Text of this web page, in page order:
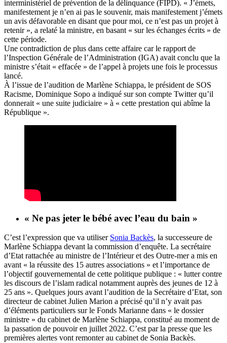
interministériel de prévention de la délinquance (FIPD). « J’émets,
manifestement je n’en ai pas le souvenir, mais manifestement j’émets
un avis défavorable en disant que pour moi, ce n’est pas un projet à
retenir », a relaté la ministre, en basant « sur les échanges écrits » de
cette période.
Une contradiction de plus dans cette affaire car le rapport de
l’Inspection Générale de l’Administration (IGA) avait conclu que la
ministre s’était « effacée » de l’appel à projets une fois le processus
lancé.
À l’issue de l’audition de Marlène Schiappa, le président de SOS
Racisme, Dominique Sopo a indiqué sur son compte Twitter qu’il
donnerait « une suite judiciaire » à « cette prestation qui abîme la
République ».
« Ne pas jeter le bébé avec l’eau du bain »
C’est l’expression que va utiliser Sonia Backès, la successeure de
Marlène Schiappa devant la commission d’enquête. La secrétaire
d’Etat rattachée au ministre de l’Intérieur et des Outre-mer a mis en
avant « la réussite des 15 autres associations » et l’importance de
l’objectif gouvernemental de cette politique publique : « lutter contre
les discours de l’islam radical notamment auprès des jeunes de 12 à
25 ans ». Quelques jours avant l’audition de la Secrétaire d’Etat, son
directeur de cabinet Julien Marion a précisé qu’il n’y avait pas
d’éléments particuliers sur le Fonds Marianne dans « le dossier
ministre » du cabinet de Marlène Schiappa, constitué au moment de
la passation de pouvoir en juillet 2022. C’est par la presse que les
premières alertes vont remonter au cabinet de Sonia Backès.